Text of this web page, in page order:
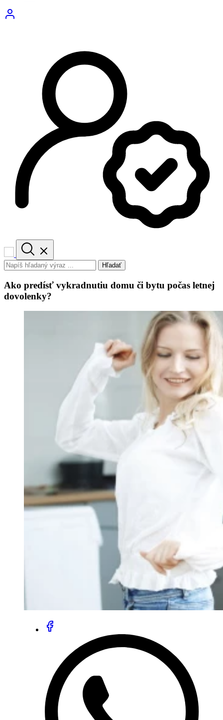
Hľadať
Ako predísť vykradnutiu domu či bytu počas letnej
dovolenky?